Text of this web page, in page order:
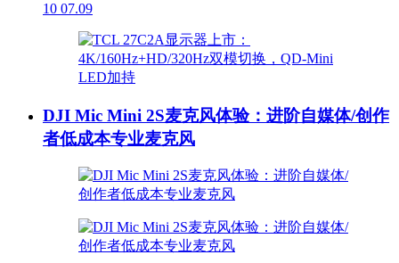
10 07.09
DJI Mic Mini 2S麦克风体验：进阶自媒体/创作
者低成本专业麦克风